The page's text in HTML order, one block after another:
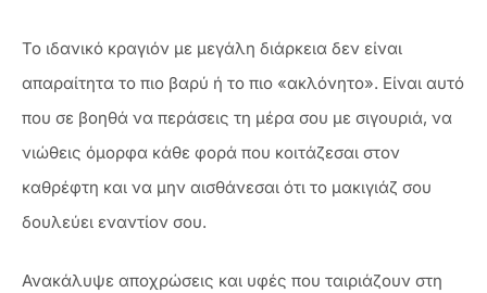
Το ιδανικό κραγιόν με μεγάλη διάρκεια δεν είναι
απαραίτητα το πιο βαρύ ή το πιο «ακλόνητο». Είναι αυτό
που σε βοηθά να περάσεις τη μέρα σου με σιγουριά, να
νιώθεις όμορφα κάθε φορά που κοιτάζεσαι στον
καθρέφτη και να μην αισθάνεσαι ότι το μακιγιάζ σου
δουλεύει εναντίον σου.
Ανακάλυψε αποχρώσεις και υφές που ταιριάζουν στη